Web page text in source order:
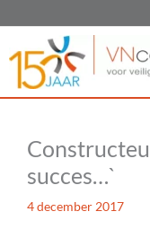
de
inhoud
succes…`
4 december 2017